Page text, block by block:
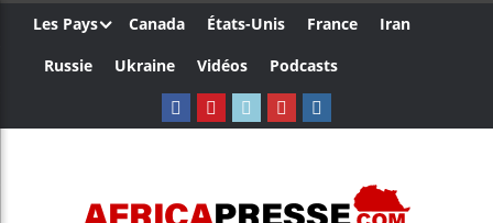
Les Pays Canada États-Unis France
Iran
Russie
Ukraine Vidéos Podcasts